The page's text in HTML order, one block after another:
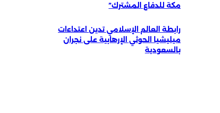
مكة للدفاع المشترك”
رابطة العالم الإسلامي تدين اعتداءات
ميليشيا الحوثي الإرهابية على نجران
بالسعودية